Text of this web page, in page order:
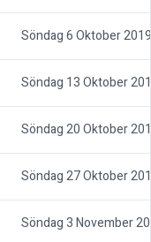
Söndag 6 Oktober 2019
Söndag 13 Oktober
Söndag 20 Oktober
Söndag 27 Oktober
Söndag 3 November